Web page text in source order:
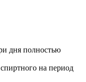
дня полностью
на период